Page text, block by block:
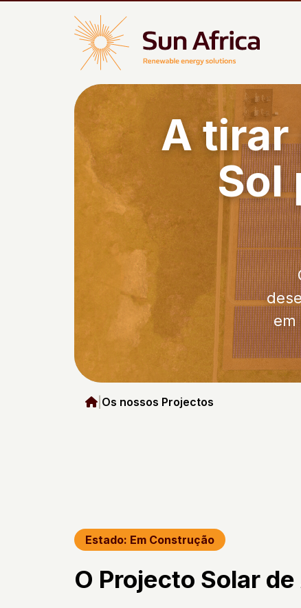
A tirar
Sol
em
Os nossos Projectos
Estado: Em Construção
O Projecto Solar